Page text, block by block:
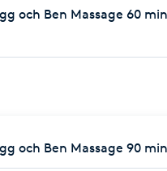
och Ben Massage 60 min
och Ben Massage 90 min